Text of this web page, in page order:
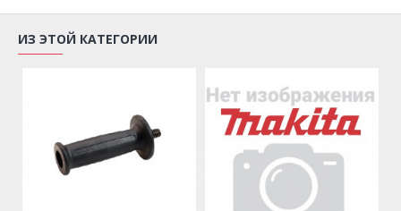
ИЗ ЭТОЙ КАТЕГОРИИ